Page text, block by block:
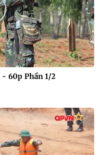
60p Phần 1/2